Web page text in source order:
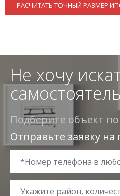
РАСЧИТАТЬ ТОЧНЫЙ РАЗМЕР
Не хочу
Подберите объект
Отправьте заявку